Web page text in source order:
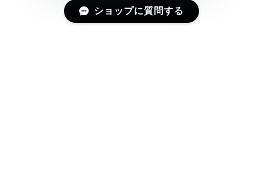
ショップに質問する